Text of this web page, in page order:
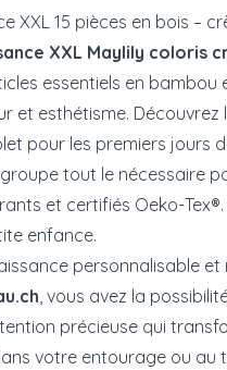
XXL 15 pièces en bois –
XXL Maylily coloris
essentiels en
et esthétisme. Découvrez
pour les premiers jours
tout le nécessaire
et certifiés Oeko-
enfance.
personnalisable
, vous avez la
précieuse qui
votre entourage ou au